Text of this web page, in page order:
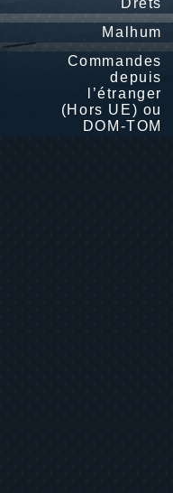
Drets
Malhum
Commandes
depuis
l’étranger
(Hors UE) ou
DOM-TOM